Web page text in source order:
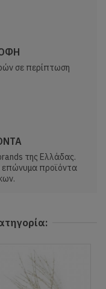
σε περίπτωση
της Ελλάδας.
επώνυμα προϊόντα